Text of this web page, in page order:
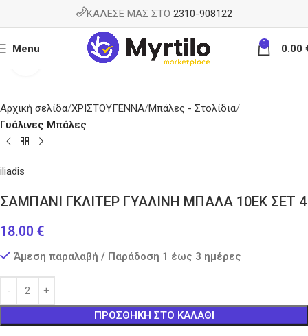
ΚΑΛΕΣΕ ΜΑΣ ΣΤΟ 2310-908122
Menu 0 0.00
Κάντε κλικ για μεγέθυνση
Αρχική σελίδα ΧΡΙΣΤΟΥΓΕΝΝΑ Μπάλες - Στολίδια
Γυάλινες Μπάλες
iliadis
ΣΑΜΠΑΝΙ ΓΚΛΙΤΕΡ ΓΥΑΛΙΝΗ ΜΠΑΛΑ 10ΕΚ ΣΕΤ 4
18.00 €
Άμεση παραλαβή / Παράδοση 1 έως 3 ημέρες
ΠΡΟΣΘΉΚΗ ΣΤΟ ΚΑΛΆΘΙ